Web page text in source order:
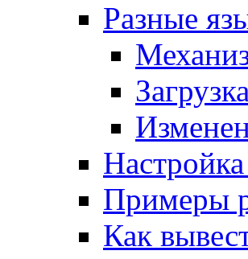
Разные
Примеры
Как